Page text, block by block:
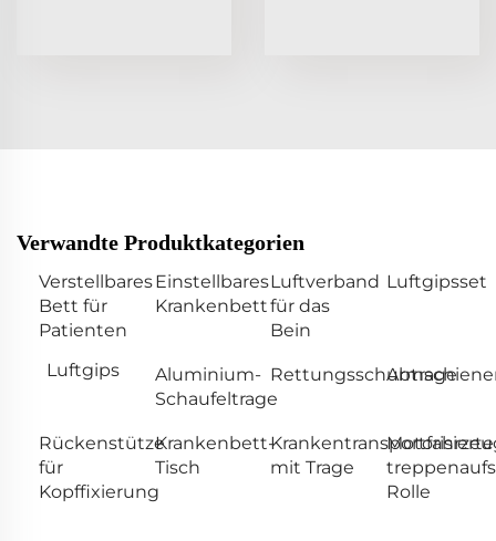
Verwandte Produktkategorien
Verstellbares
Bett für
Patienten
Einstellbares
Krankenbett
Luftverband
für das
Bein
Luftgipsset
Luftgips
Aluminium-
Schaufeltrage
Rettungsschubtrage
Rückenstütze
für
Kopffixierung
Krankenbett-
Tisch
mit Trage
Motorisierte
Rolle